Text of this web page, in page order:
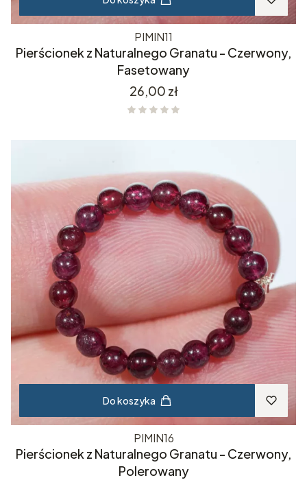
PIMIN11
Pierścionek z Naturalnego Granatu - Czerwony,
Fasetowany
Cena
26,00 zł
Do koszyka
PIMIN16
Pierścionek z Naturalnego Granatu - Czerwony,
Polerowany